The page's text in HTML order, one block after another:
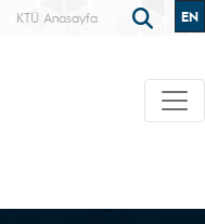
KTÜ Anasayfa EN